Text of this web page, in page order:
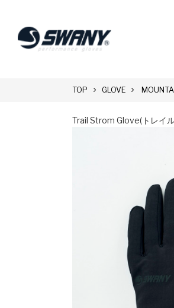
TOP GLOVE
Trail Strom Glove(トレイ